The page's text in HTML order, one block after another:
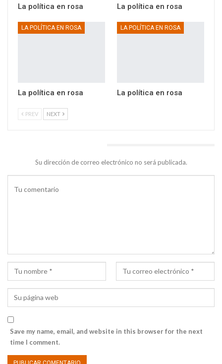
La política en rosa La política en rosa
LA POLÍTICA EN ROSA
La política en rosa
LA POLÍTICA EN ROSA
La política en rosa
PREV NEXT
Su dirección de correo electrónico no será publicada.
Save my name, email, and website in this browser for the next
time I comment.